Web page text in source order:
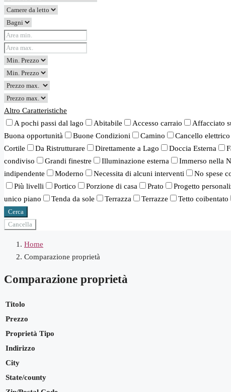
Altro Caratteristiche
A pochi passi dal lago
Abitabile Accesso carraio Affacciato
Buona opportunità
Buone Condizioni Camino Cancello elettrico
Cortile
Da Ristrutturare Direttamente a Lago Doccia Esterna
condiviso
Grandi finestre Illuminazione esterna Immerso nella
indipendente
Moderno Necessita di alcuni interventi No spese
Più livelli
Portico Porzione di casa Prato Progetto
unico piano
Tenda da sole Terrazza Terrazze Tetto coibentato
Cerca
Cancella
Home
Comparazione proprietà
Comparazione proprietà
Titolo
Prezzo
Proprietà Tipo
Indirizzo
City
State/county